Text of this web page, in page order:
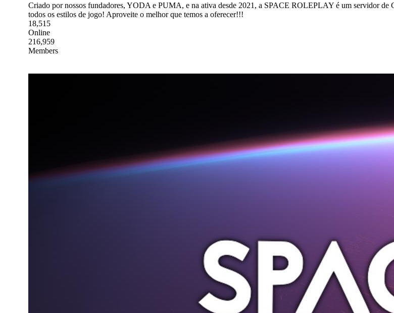
Criado por nossos fundadores, YODA e PUMA, e na ativa desde 2021, a SPACE ROLEPLAY é um servidor de
todos os estilos de jogo! Aproveite o melhor que temos a oferecer!!!
18,515
Online
216,959
Members